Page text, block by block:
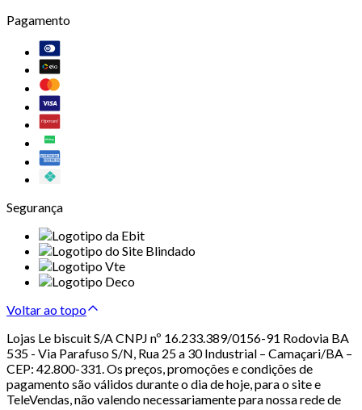
Pagamento
Segurança
Voltar ao topo
Lojas Le biscuit S/A CNPJ nº 16.233.389/0156-91 Rodovia BA
535 - Via Parafuso S/N, Rua 25 a 30 Industrial – Camaçari/BA –
CEP: 42.800-331. Os preços, promoções e condições de
pagamento são válidos durante o dia de hoje, para o site e
TeleVendas, não valendo necessariamente para nossa rede de